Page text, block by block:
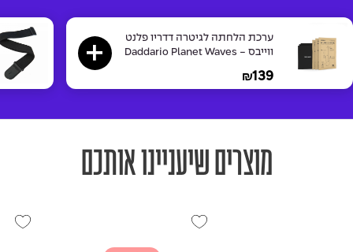
ערכת הלחתה לגיטרה דדריו פלנט
ווייבס - Daddario Planet Waves
₪139
מוצרים שיעניינו אותכם